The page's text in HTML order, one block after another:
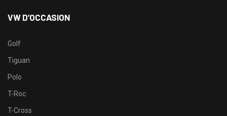
VW D’OCCASION
Golf
Tiguan
Polo
T-Roc
T-Cross